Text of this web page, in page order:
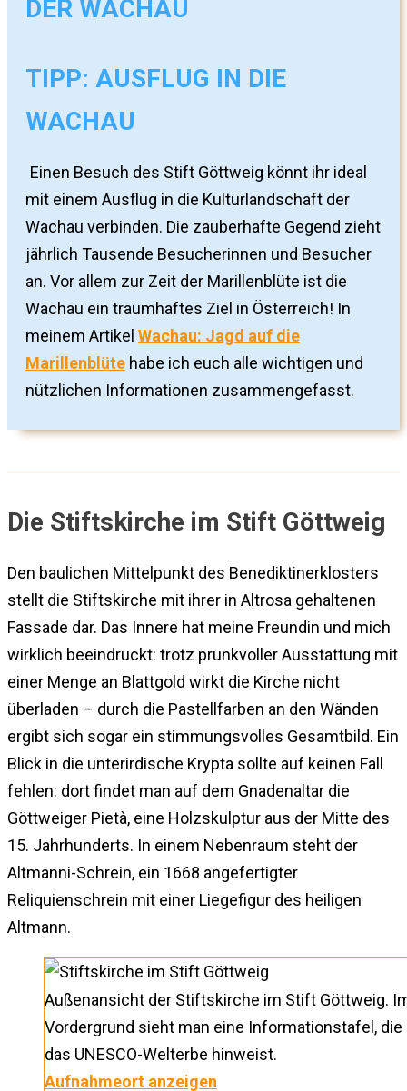
TIPP: AUSFLUG IN DIE
WACHAU
Einen Besuch des Stift Göttweig könnt ihr ideal
mit einem Ausflug in die Kulturlandschaft der
Wachau verbinden. Die zauberhafte Gegend zieht
jährlich Tausende Besucherinnen und Besucher
an. Vor allem zur Zeit der Marillenblüte ist die
Wachau ein traumhaftes Ziel in Österreich! In
meinem Artikel Wachau: Jagd auf die
Marillenblüte habe ich euch alle wichtigen und
nützlichen Informationen zusammengefasst.
Die Stiftskirche im Stift Göttweig
Den baulichen Mittelpunkt des Benediktinerklosters
stellt die Stiftskirche mit ihrer in Altrosa gehaltenen
Fassade dar. Das Innere hat meine Freundin und mich
wirklich beeindruckt: trotz prunkvoller Ausstattung mit
einer Menge an Blattgold wirkt die Kirche nicht
überladen – durch die Pastellfarben an den Wänden
ergibt sich sogar ein stimmungsvolles Gesamtbild. Ein
Blick in die unterirdische Krypta sollte auf keinen Fall
fehlen: dort findet man auf dem Gnadenaltar die
Göttweiger Pietà, eine Holzskulptur aus der Mitte des
15. Jahrhunderts. In einem Nebenraum steht der
Altmanni-Schrein, ein 1668 angefertigter
Reliquienschrein mit einer Liegefigur des heiligen
Altmann.
Außenansicht der Stiftskirche im Stift Göttweig.
Vordergrund sieht man eine Informationstafel, die
das UNESCO-Welterbe hinweist.
Aufnahmeort anzeigen